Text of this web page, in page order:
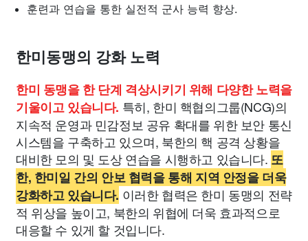
훈련과 연습을 통한 실전적 군사 능력 향상.
한미동맹의 강화 노력
한미 동맹을 한 단계 격상시키기 위해 다양한 노력을
기울이고 있습니다. 특히, 한미 핵협의그룹(NCG)의
지속적 운영과 민감정보 공유 확대를 위한 보안 통신
시스템을 구축하고 있으며, 북한의 핵 공격 상황을
대비한 모의 및 도상 연습을 시행하고 있습니다. 또
한, 한미일 간의 안보 협력을 통해 지역 안정을 더욱
강화하고 있습니다. 이러한 협력은 한미 동맹의 전략
적 위상을 높이고, 북한의 위협에 더욱 효과적으로
대응할 수 있게 할 것입니다.